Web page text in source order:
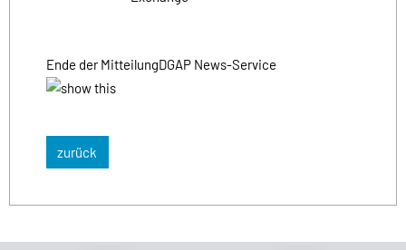
Ende der MitteilungDGAP News-Service
zurück